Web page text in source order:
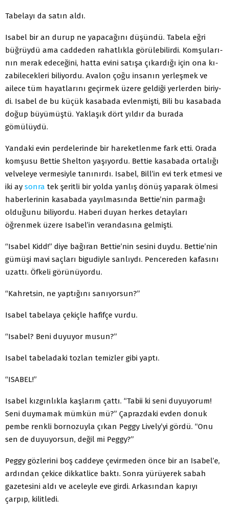
Tabelayı da satın aldı.
Isabel bir an durup ne yapacağını düşündü. Tabela eğri
büğrüydü ama caddeden rahatlıkla görülebilirdi. Komşuları­
nın merak edeceğini, hatta evini satışa çıkardığı için ona kı­
zabilecekleri biliyordu. Avalon çoğu insanın yerleşmek ve
ailece tüm hayatlarını geçirmek üzere geldiği yerlerden biriy­
di. Isabel de bu küçük kasabada evlenmişti, Bili bu kasabada
doğup büyümüştü. Yaklaşık dört yıldır da burada
gömülüydü.
Yandaki evin perdelerinde bir hareketlenme fark etti. Ora­da
komşusu Bettie Shelton yaşıyordu. Bettie kasabada ortalığı
velveleye vermesiyle tanınırdı. Isabel, Bill’in evi terk etmesi ve
iki ay sonra tek şeritli bir yolda yanlış dönüş yaparak öl­mesi
haberlerinin kasabada yayılmasında Bettie’nin parmağı
olduğunu biliyordu. Haberi duyan herkes detayları
öğrenmek üzere Isabel’in verandasına gelmişti.
“Isabel Kidd!” diye bağıran Bettie’nin sesini duydu. Bettie’nin
gümüşi mavi saçları bigudiyle sanlıydı. Pencere­den kafasını
uzattı. Öfkeli görünüyordu.
“Kahretsin, ne yaptığını sanıyorsun?”
Isabel tabelaya çekiçle hafifçe vurdu.
“Isabel? Beni duyuyor musun?”
Isabel tabeladaki tozlan temizler gibi yaptı.
“ISABEL!”
Isabel kızgınlıkla kaşlarım çattı. “Tabii ki seni duyuyorum!
Seni duymamak mümkün mü?” Çaprazdaki evden donuk
pembe renkli bornozuyla çıkan Peggy Lively’yi gördü. “Onu
sen de duyuyorsun, değil mi Peggy?”
Peggy gözlerini boş caddeye çevirmeden önce bir an Isabel’e,
ardından çekice dikkatlice baktı. Sonra yürüyerek sabah
gazetesini aldı ve aceleyle eve girdi. Arkasından kapıyı
çarpıp, kilitledi.